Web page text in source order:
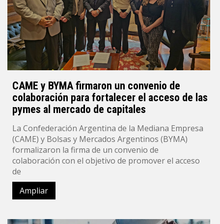
CAME y BYMA firmaron un convenio de
colaboración para fortalecer el acceso de las
pymes al mercado de capitales
La Confederación Argentina de la Mediana Empresa
(CAME) y Bolsas y Mercados Argentinos (BYMA)
formalizaron la firma de un convenio de
colaboración con el objetivo de promover el acceso
de
Ampliar